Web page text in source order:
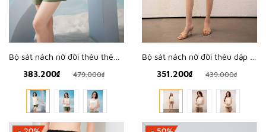
383.200₫
479.000₫
351.200₫
439.000₫